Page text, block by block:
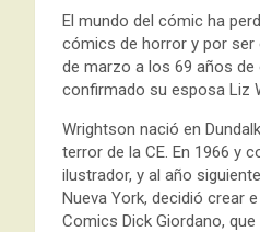
El mundo del cómic ha
cómics de horror y por ser
de marzo a los 69 años de
confirmado su esposa Liz
Wrightson nació en
terror de la CE. En 1966 y
ilustrador, y al año
Nueva York, decidió crear
Comics Dick Giordano,